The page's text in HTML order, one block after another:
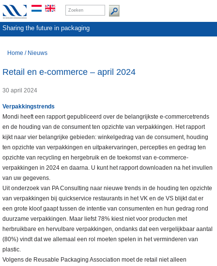
Sharing the future in packaging
Home / Nieuws
Retail en e-commerce – april 2024
30 april 2024
Verpakkingstrends
Mondi heeft een rapport gepubliceerd over de belangrijkste e-commercetrends
en de houding van de consument ten opzichte van verpakkingen. Het rapport
kijkt naar vier belangrijke gebieden: winkelgedrag van de consument, houding
ten opzichte van verpakkingen en uitpakervaringen, percepties en gedrag ten
opzichte van recycling en hergebruik en de toekomst van e-commerce-
verpakkingen in 2024 en daarna. U kunt het rapport downloaden na het invullen
van uw gegevens.
Uit onderzoek van PA Consulting naar nieuwe trends in de houding ten opzichte
van verpakkingen bij quickservice restaurants in het VK en de VS blijkt dat er
een grote kloof gaapt tussen de intentie van consumenten en hun gedrag rond
duurzame verpakkingen. Maar liefst 78% kiest niet voor producten met
herbruikbare en hervulbare verpakkingen, ondanks dat een vergelijkbaar aantal
(80%) vindt dat we allemaal een rol moeten spelen in het verminderen van
plastic.
Volgens de Reusable Packaging Association moet de retail niet alleen